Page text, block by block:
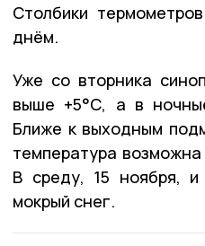
Столбики
днём.
Уже со вторника
выше +5°С, а в
Ближе к выходным
температура
В среду, 15 ноября,
мокрый снег.